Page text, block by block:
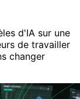
d'IA sur une
de travailler
changer